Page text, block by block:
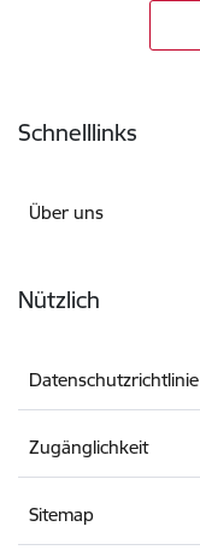
Schnelllinks
Über uns
Nützlich
Datenschutzrichtlinie
Zugänglichkeit
Sitemap